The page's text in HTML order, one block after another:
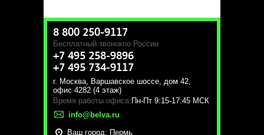
8 800 250-9117
Бесплатный звонокпо России
+7 495 258-9896
+7 495 734-9117
г. Москва, Варшавское шоссе, дом 42,
офис 4282 (4 этаж)
Время работы офиса: Пн-Пт 9:15-17:45 МСК
info@belva.ru
Ваш город: Пермь